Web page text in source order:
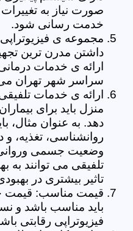
صورت نیاز به تغییرات
خدمت رسانی شود.
مجموعه ی فیزیوتراپی
داشتن مدرن ترین
ارائه ی خدمات
سراسر شهر تهران
ارائه ی خدمات
منزل باید برای
دهد. به عنوان مثال،
روانشناسی، تغذیه، و
وضعیت جسمی وروانی
تلفیقی می توانند به
تاثیر بیشتری در
قیمت مناسب: قیمت
باید مناسب باشد و
فیزیوتراپی رقابتی